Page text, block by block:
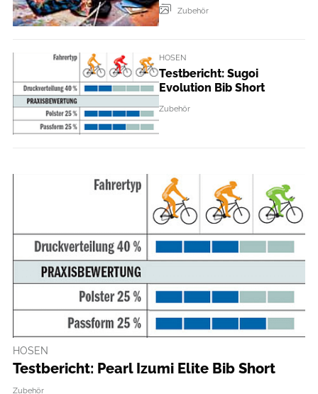
Zubehör
HOSEN
Testbericht: Sugoi
Evolution Bib Short
Zubehör
HOSEN
Testbericht: Pearl Izumi Elite Bib Short
Zubehör